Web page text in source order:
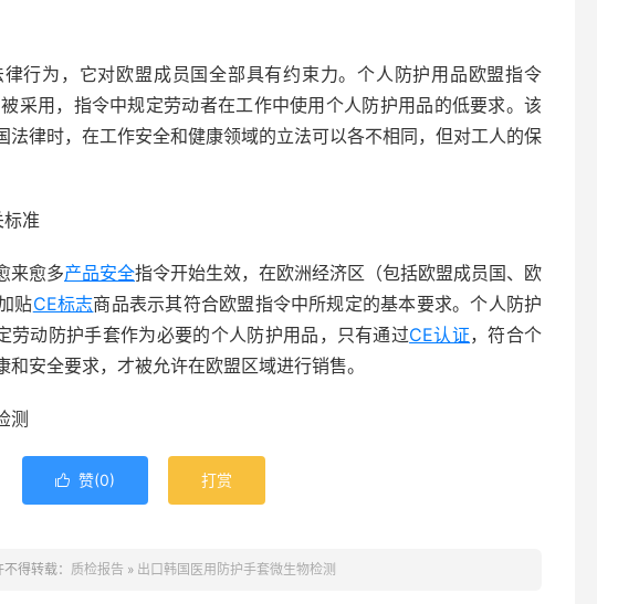
行为，它对欧盟成员国全部具有约束力。个人防护用品欧盟指令
采用，指令中规定劳动者在工作中使用个人防护用品的低要求。该
法律时，在工作安全和健康领域的立法可以各不相同，但对工人的保
准
来愈多产品安全指令开始生效，在欧洲经济区（包括欧盟成员国、欧
贴CE标志商品表示其符合欧盟指令中所规定的基本要求。个人防护
动防护手套作为必要的个人防护用品，只有通过CE认证，符合个
安全要求，才被允许在欧盟区域进行销售。
 赞(0) 打赏
得转载： 质检报告 » 出口韩国医用防护手套微生物检测